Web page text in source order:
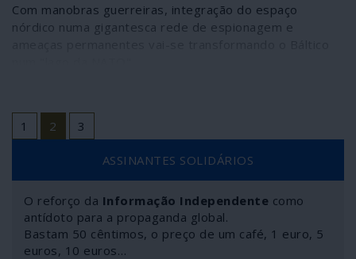
Com manobras guerreiras, integração do espaço
nórdico numa gigantesca rede de espionagem e
1 2 3
ASSINANTES SOLIDÁRIOS
O reforço da Informação Independente como
antídoto para a propaganda global.
Bastam 50 cêntimos, o preço de um café, 1 euro, 5
euros, 10 euros…